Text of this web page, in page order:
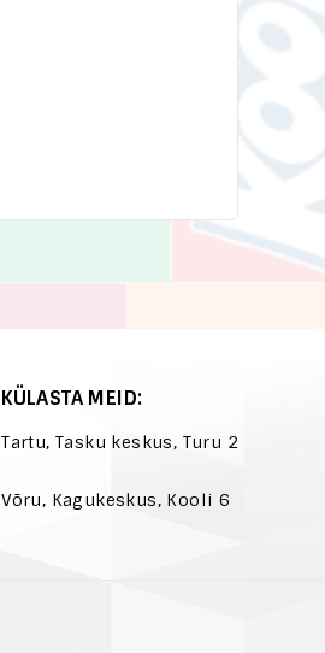
KÜLASTA MEID:
Tartu, Tasku keskus, Turu 2
Võru, Kagukeskus, Kooli 6